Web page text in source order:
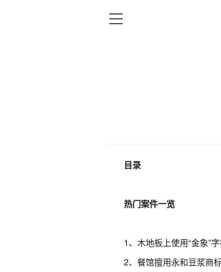
目录
热门案件一览
1 、木地板上使用“金象”
2、餐馆擅用永和豆浆商